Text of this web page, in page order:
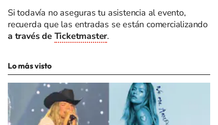
Si todavía no aseguras tu asistencia al evento,
recuerda que las entradas se están comercializando
a través de Ticketmaster.
Lo más visto